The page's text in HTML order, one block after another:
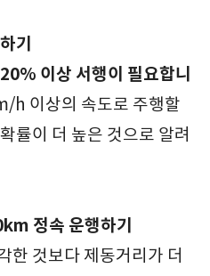
기
20% 이상 서행이 필요합니
h 이상의 속도로 주행할
률이 더 높은 것으로 알려
정속 운행하기
한 것보다 제동거리가 더